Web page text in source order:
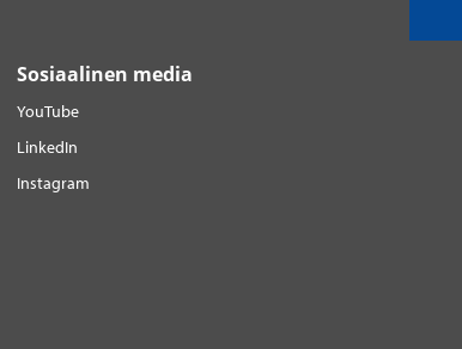
Sosiaalinen media
YouTube
LinkedIn
Instagram